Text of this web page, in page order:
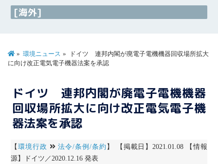
[海外]
環境ニュース
ドイツ 連邦内閣が廃電子電機機器回収場所拡大
に向け改正電気電子機器法案を承認
ドイツ 連邦内閣が廃電子電機機器
回収場所拡大に向け改正電気電子機
器法案を承認
【 環境行政 法令/条例/条約 】 【掲載日】2021.01.08 【情報
源】ドイツ／2020.12.16 発表